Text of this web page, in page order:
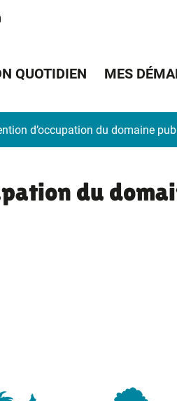
compte Facebook
le compte Instagram
vers le compte Linkedin
QUOTIDIEN MES
d’occupation du domaine
du